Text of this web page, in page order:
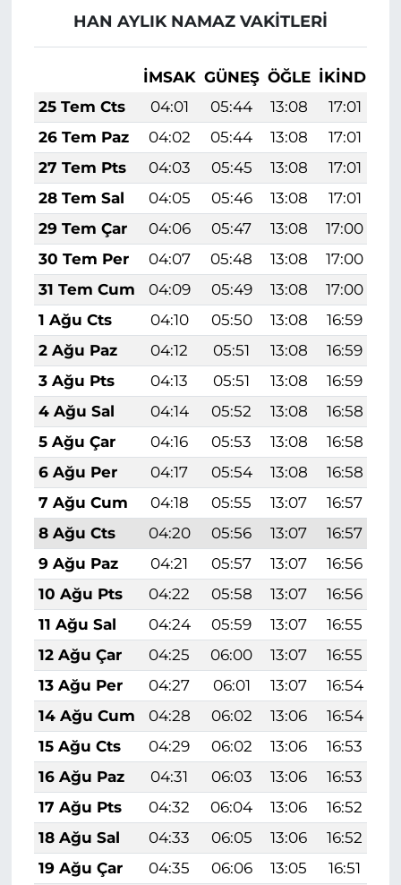
HAN AYLIK NAMAZ VAKITLERI
İMSAK GÜNEŞ ÖĞLE İKINDI
25 Tem Cts
04:01 05:44 13:08 17:01
26 Tem Paz
04:02 05:44 13:08 17:01
27 Tem Pts
04:03 05:45 13:08 17:01
28 Tem Sal
04:05 05:46 13:08 17:01
29 Tem Çar
04:06 05:47 13:08 17:00
30 Tem Per
04:07 05:48 13:08 17:00
31 Tem Cum
04:09 05:49 13:08 17:00
1 Ağu Cts
04:10 05:50 13:08 16:59
2 Ağu Paz
04:12 05:51 13:08 16:59
3 Ağu Pts
04:13 05:51 13:08 16:59
4 Ağu Sal
04:14 05:52 13:08 16:58
5 Ağu Çar
04:16 05:53 13:08 16:58
6 Ağu Per
04:17 05:54 13:08 16:58
7 Ağu Cum
04:18 05:55 13:07 16:57
8 Ağu Cts
04:20 05:56 13:07 16:57
9 Ağu Paz
04:21 05:57 13:07 16:56
10 Ağu Pts
04:22 05:58 13:07 16:56
11 Ağu Sal
04:24 05:59 13:07 16:55
12 Ağu Çar
04:25 06:00 13:07 16:55
13 Ağu Per
04:27 06:01 13:07 16:54
14 Ağu Cum
04:28 06:02 13:06 16:54
15 Ağu Cts
04:29 06:02 13:06 16:53
16 Ağu Paz
04:31 06:03 13:06 16:53
17 Ağu Pts
04:32 06:04 13:06 16:52
18 Ağu Sal
04:33 06:05 13:06 16:52
19 Ağu Çar
04:35 06:06 13:05 16:51